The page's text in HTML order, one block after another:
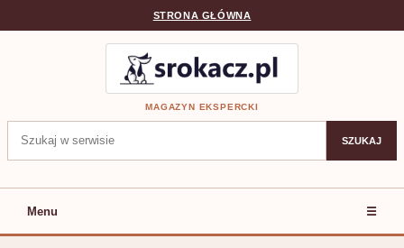
STRONA GŁÓWNA
MAGAZYN EKSPERCKI
Szukaj:
SZUKAJ
Menu ☰